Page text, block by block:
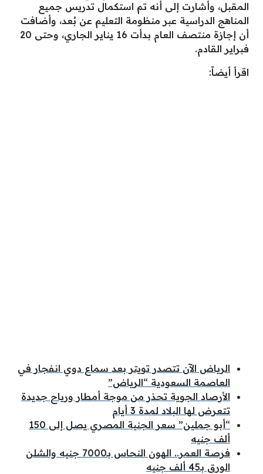
المقبل، وأشارت إلى أنه تم استكمال تدريس جميع
المناهج الدراسية عبر منظومة التعليم عن بُعد، وأضافت
أن إجازة منتصف العام بدأت 16 يناير الجاري، وحتى 20
فبراير القادم.
اقرأ أيضاً:
الرياض الآن تتصدر تويتر بعد سماع دوي انفجار في
العاصمة السعودية “الرياض”
الأرصاد الجوية تحذر من موجة أمطار ورياح جديدة
تتعرض لها البلاد لمدة 3 أيام
“أبو جملين” سعر الجنية المصري يصل إلى 150
ألف جنيه
فرصة العمر.. الهون النحاس بـ7000 جنيه والشلن
الورق بـ45 ألف جنيه